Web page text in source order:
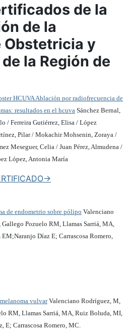
de la
de la
Obstetricia y
la Región de
HCUVA Ablación por radiofrecuencia de
resultados en el hcuva Sánchez Bernal,
/ Ferreira Gutiérrez, Elisa / López
Pilar / Mokachir Mohsenin, Zoraya /
Meseguer, Celia / Juan Pérez, Almudena /
López, Antonia María
>
de endometrio sobre pólipo Valenciano
Pozuelo RM, Llamas Sarriá, MA,
Díaz E; Carrascosa Romero,
vulvarValenciano Rodríguez, M,
RM, Llamas Sarriá, MA, Ruiz Boluda, MI,
E; Carrascosa Romero, MC.